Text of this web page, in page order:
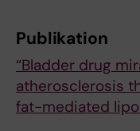
Publikation
“Bladder drug
atherosclerosis
fat-mediated